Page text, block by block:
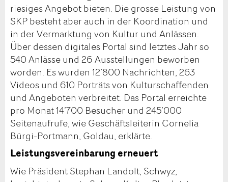
riesiges Angebot bieten. Die grosse Leistung von
SKP besteht aber auch in der Koordination und
in der Vermarktung von Kultur und Anlässen.
Über dessen digitales Portal sind letztes Jahr so
540 Anlässe und 26 Ausstellungen beworben
worden. Es wurden 12’800 Nachrichten, 263
Videos und 610 Porträts von Kulturschaffenden
und Angeboten verbreitet. Das Portal erreichte
pro Monat 14’700 Besucher und 245’000
Seitenaufrufe, wie Geschäftsleiterin Cornelia
Bürgi-Portmann, Goldau, erklärte.
Leistungsvereinbarung erneuert
Wie Präsident Stephan Landolt, Schwyz,